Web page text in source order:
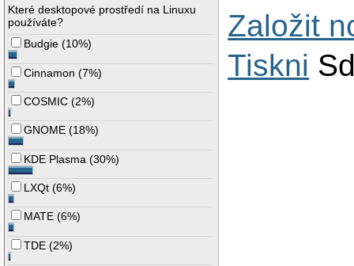
Které desktopové prostředí na Linuxu
používáte?
Budgie (10%)
Cinnamon (7%)
COSMIC (2%)
GNOME (18%)
KDE Plasma (30%)
LXQt (6%)
MATE (6%)
TDE (2%)
Založit
Tiskni